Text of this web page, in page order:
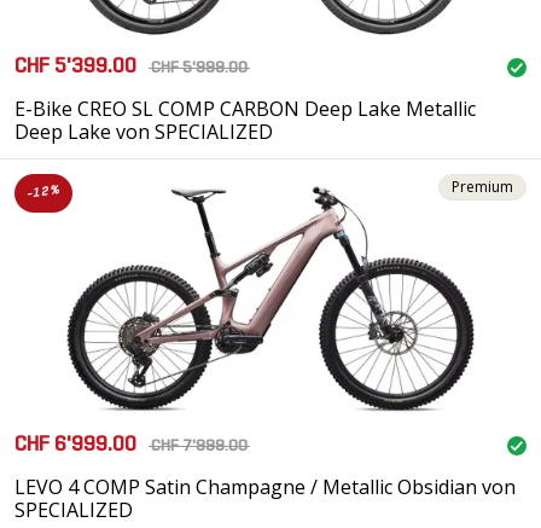
CHF 5'399.00 CHF 5'999.00
E-Bike CREO SL COMP CARBON Deep Lake Metallic
Deep Lake von SPECIALIZED
-12% Premium
CHF 6'999.00 CHF 7'999.00
LEVO 4 COMP Satin Champagne / Metallic Obsidian von
SPECIALIZED